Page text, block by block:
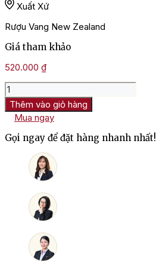
Xuất Xứ
Rượu Vang New Zealand
Giá tham khảo
520.000 ₫
Rượu
Vang
Manu
Marlborough
Sauvignon
Blanc
Thêm vào giỏ hàng
Mua ngay
Gọi ngay để đặt hàng nhanh nhất!